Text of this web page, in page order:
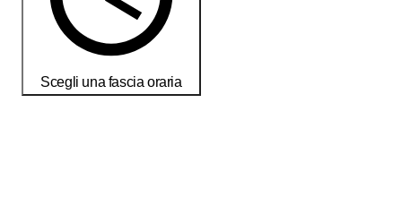
Scegli una fascia oraria